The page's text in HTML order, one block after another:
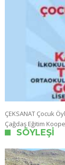
ÇEKSANAT Çocuk
Çağdaş Eğitim
SÖYLEŞI